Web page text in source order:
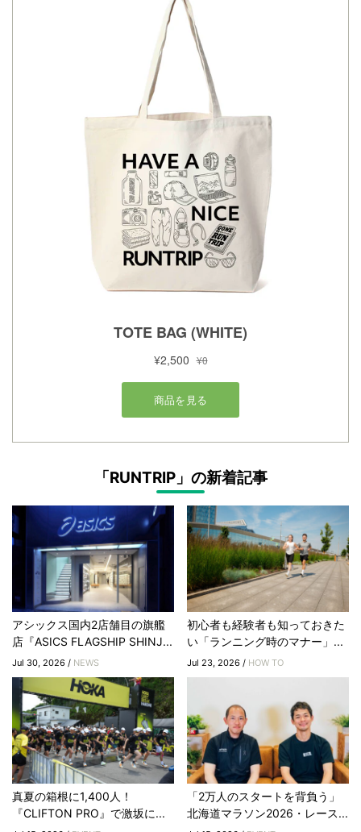
「RUNTRIP」の新着記事
アシックス国内2店舗目の旗艦
店『ASICS FLAGSHIP SHINJ...
Jul 30, 2026 / NEWS
初心者も経験者も知っておきた
い「ランニング時のマナー」...
Jul 23, 2026 / HOW TO
真夏の箱根に1,400人！
『CLIFTON PRO』で激坂に...
「2万人のスタートを背負う」
北海道マラソン2026・レース...